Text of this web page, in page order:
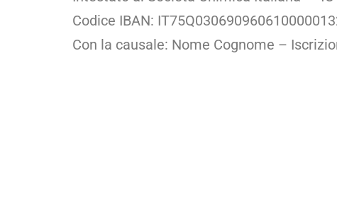
Codice IBAN:
Con la causale: Nome Cognome –